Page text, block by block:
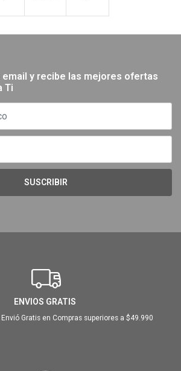
y recibe las mejores ofertas
Ti
SUSCRIBIR
ENVIOS GRATIS
Gratis en Compras superiores a $49.990